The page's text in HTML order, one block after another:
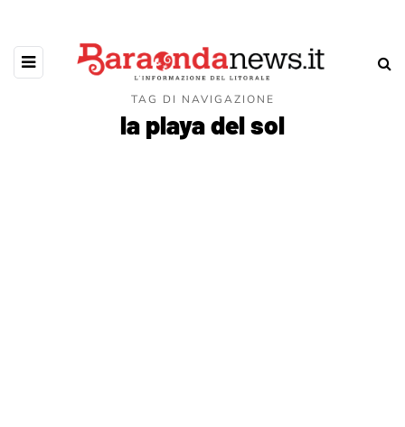
TAG DI NAVIGAZIONE
la playa del sol